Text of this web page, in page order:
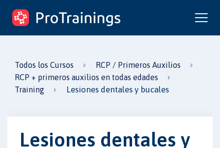
ProTrainings.com
un curso de ProTrainings
Todos los Cursos
RCP / Primeros Auxilios
RCP + primeros auxilios en todas edades
Training
Lesiones dentales y bucales
Lesiones dentales y